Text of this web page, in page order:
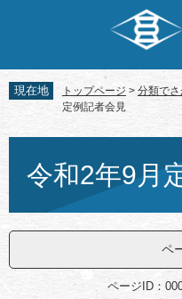
先
頭
す。
を
飛
し
へ
現在地 トップページ > 分類で
定例記者会見
令和2年9月
ペ
ページID：